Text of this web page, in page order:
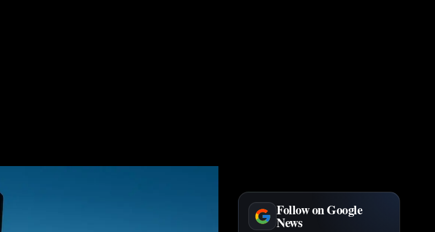
Follow on Google
News